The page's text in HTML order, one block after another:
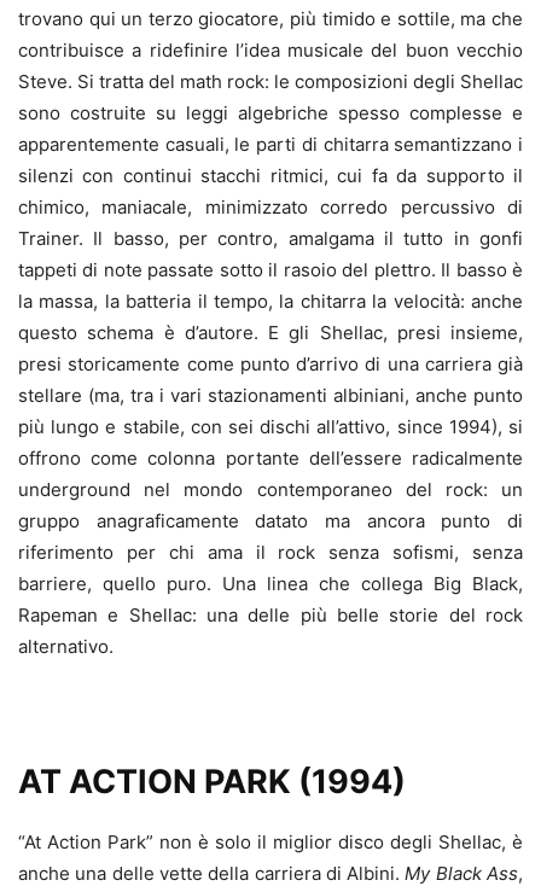
trovano qui un terzo giocatore, più timido e sottile, ma che
contribuisce a ridefinire l’idea musicale del buon vecchio
Steve. Si tratta del math rock: le composizioni degli Shellac
sono costruite su leggi algebriche spesso complesse e
apparentemente casuali, le parti di chitarra semantizzano i
silenzi con continui stacchi ritmici, cui fa da supporto il
chimico, maniacale, minimizzato corredo percussivo di
Trainer. Il basso, per contro, amalgama il tutto in gonfi
tappeti di note passate sotto il rasoio del plettro. Il basso è
la massa, la batteria il tempo, la chitarra la velocità: anche
questo schema è d’autore. E gli Shellac, presi insieme,
presi storicamente come punto d’arrivo di una carriera già
stellare (ma, tra i vari stazionamenti albiniani, anche punto
più lungo e stabile, con sei dischi all’attivo, since 1994), si
offrono come colonna portante dell’essere radicalmente
underground nel mondo contemporaneo del rock: un
gruppo anagraficamente datato ma ancora punto di
riferimento per chi ama il rock senza sofismi, senza
barriere, quello puro. Una linea che collega Big Black,
Rapeman e Shellac: una delle più belle storie del rock
alternativo.
AT ACTION PARK (1994)
“At Action Park” non è solo il miglior disco degli Shellac, è
anche una delle vette della carriera di Albini.My Black Ass,